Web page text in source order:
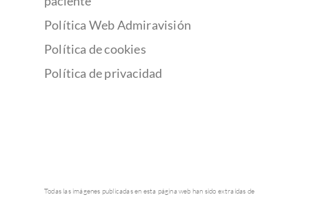
Política Web Admiravisión
Política de cookies
Política de privacidad
Todas las imágenes publicadas en esta página web han sido extraídas de